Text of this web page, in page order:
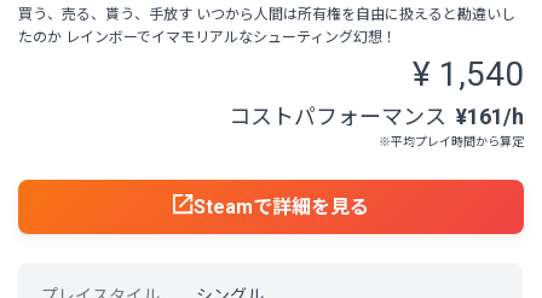
買う、売る、貰う、手放す いつから人間は所有権を自由に扱えると勘違いし
たのか レインボーでイマモリアルなシューティング幻想！
¥ 1,540
コストパフォーマンス ¥161/h
※平均プレイ時間から算定
Steamで詳細を見る